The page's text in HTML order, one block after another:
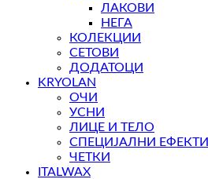
ЛАКОВИ
НЕГА
КОЛЕКЦИИ
СЕТОВИ
ДОДАТОЦИ
KRYOLAN
ОЧИ
УСНИ
ЛИЦЕ И ТЕЛО
СПЕЦИЈАЛНИ ЕФЕКТИ
ЧЕТКИ
ITALWAX